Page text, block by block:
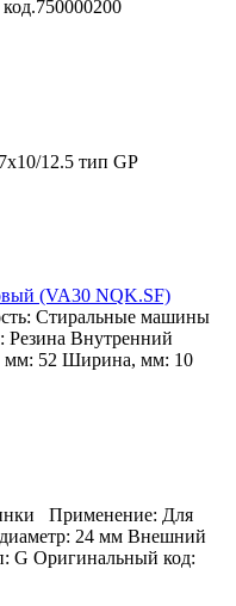
12.5 тип GP
(VA30 NQK.SF)
Стиральные машины
Резина Внутренний
мм: 52 Ширина, мм: 10
Применение: Для
24 мм Внешний
G Оригинальный код: